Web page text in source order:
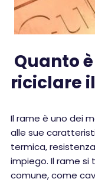
Quanto
riciclare
Il rame è uno dei
alle sue
termica,
impiego. Il rame
comune, come